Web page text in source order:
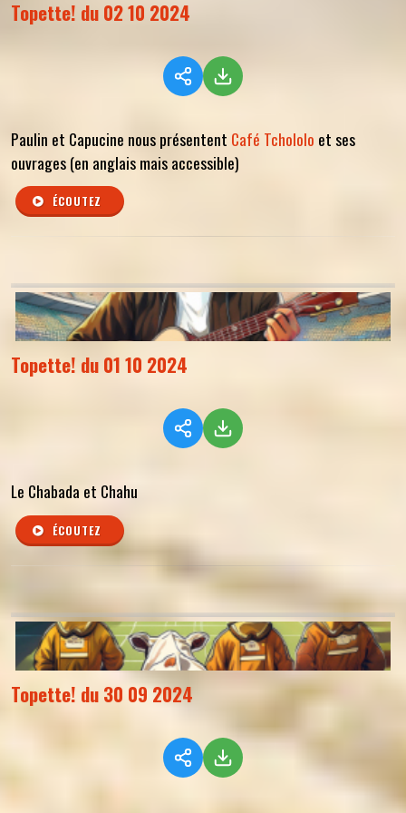
Topette! du 02 10 2024
Paulin et Capucine nous présentent Café Tchololo et ses
ouvrages (en anglais mais accessible)
ÉCOUTEZ
Topette! du 01 10 2024
Le Chabada et Chahu
ÉCOUTEZ
Topette! du 30 09 2024